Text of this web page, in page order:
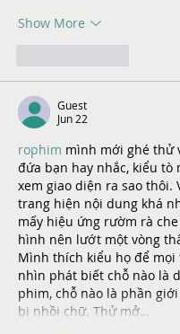
Show More
Guest
Jun 22
rophim mình mới ghé thử
đứa bạn hay nhắc, kiểu tò
xem giao diện ra sao thôi.
trang hiện nội dung khá
mấy hiệu ứng rườm rà
hình nên lướt một vòng
Mình thích kiểu họ để mọi
nhìn phát biết chỗ nào là
phim, chỗ nào là phần
bị nhồi chữ. Thử mở…